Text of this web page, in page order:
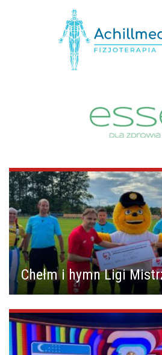
Chełm i hymn Ligi